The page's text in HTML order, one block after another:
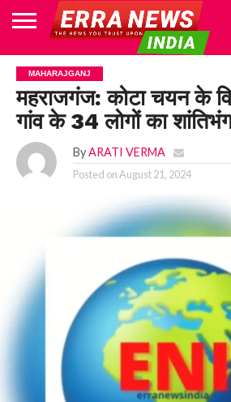
HOME
POLITICS
NEWS
BUSINESS
CULTURE
NATIONAL
SPORTS
LIFESTYLE
TRAVEL
OPINION
BREAKING
NEWS
ENTERTAINMENT
WORLD
CRIME
JOIN
US
MAHARAJGANJ
महराजगंज: कोटा चयन के
गांव के 34 लोगों का
By ARATI VERMA
Posted onAugust 21, 2024